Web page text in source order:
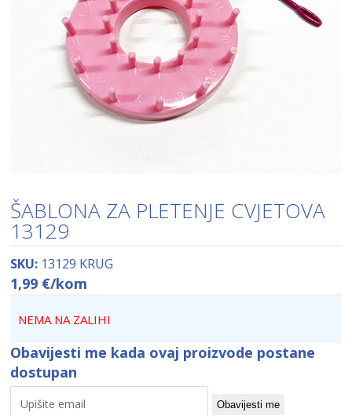
ŠABLONA ZA PLETENJE CVJETOVA
13129
SKU: 13129 KRUG
1,99 €/kom
NEMA NA ZALIHI
Obavijesti me kada ovaj proizvode postane
dostupan
Obavijesti me